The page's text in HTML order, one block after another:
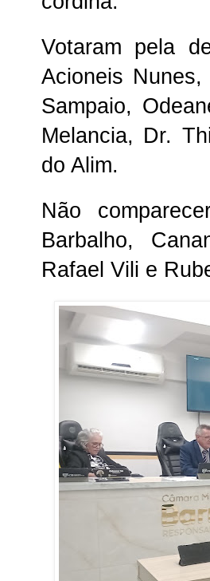
Votaram pela
Acioneis
Sampaio,
Melancia, Dr.
do Alim.
Não
Barbalho,
Rafael Vili e